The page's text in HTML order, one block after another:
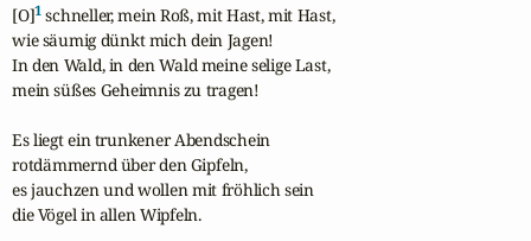
[O]1 schneller, mein Roß, mit Hast, mit Hast,
wie säumig dünkt mich dein Jagen!
In den Wald, in den Wald meine selige Last,
mein süßes Geheimnis zu tragen!
Es liegt ein trunkener Abendschein
rotdämmernd über den Gipfeln,
es jauchzen und wollen mit fröhlich sein
die Vögel in allen Wipfeln.